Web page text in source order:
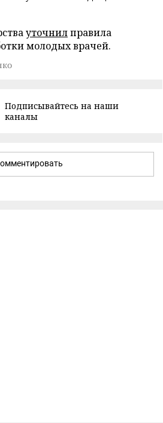
уточнилправила
молодых врачей.
Подписывайтесь на наши
каналы